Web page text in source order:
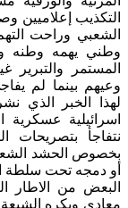
التكذيب إعلاميين
الشعبي وراحت
وطني يهمه وطنه
المستمر والتبرير
وعيهم بينما لم
لهذا الخبر الذي
اسرائيلية عسكرية
نتفاجأ بتصريحات
بخصوص الحشد
أو دمجه تحت سلطة
البعض من الاطار
معادي ويكره